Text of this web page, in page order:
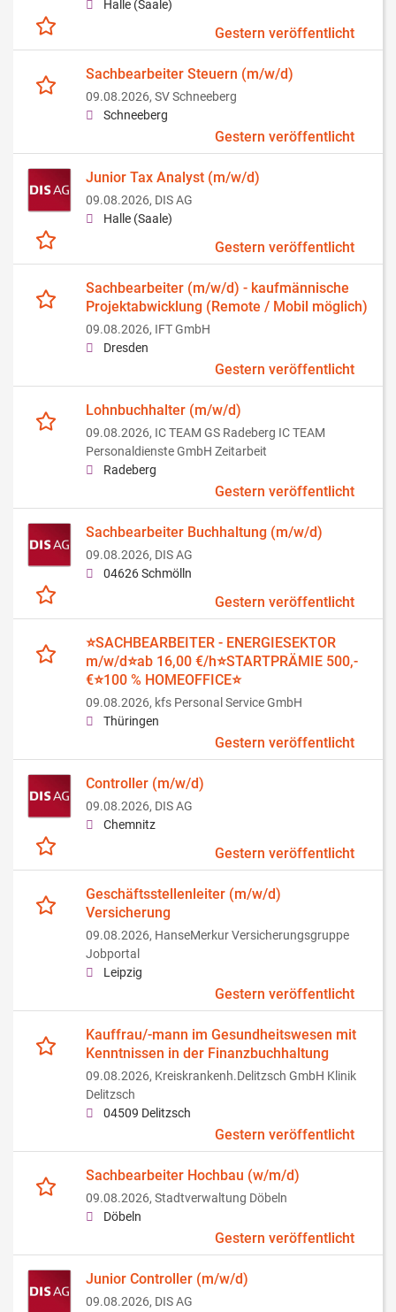
Halle (Saale)
Gestern veröffentlicht
Sachbearbeiter Steuern (m/w/d)
09.08.2026, SV Schneeberg
Schneeberg
Gestern veröffentlicht
Junior Tax Analyst (m/w/d)
09.08.2026, DIS AG
Halle (Saale)
Gestern veröffentlicht
Sachbearbeiter (m/w/d) - kaufmännische
Projektabwicklung (Remote / Mobil möglich)
09.08.2026, IFT GmbH
Dresden
Gestern veröffentlicht
Lohnbuchhalter (m/w/d)
09.08.2026, IC TEAM GS Radeberg IC TEAM
Personaldienste GmbH Zeitarbeit
Radeberg
Gestern veröffentlicht
Sachbearbeiter Buchhaltung (m/w/d)
09.08.2026, DIS AG
04626 Schmölln
Gestern veröffentlicht
⭐️SACHBEARBEITER - ENERGIESEKTOR
m/w/d⭐️ab 16,00 €/h⭐️STARTPRÄMIE 500,-
€⭐️100 % HOMEOFFICE⭐️
09.08.2026, kfs Personal Service GmbH
Thüringen
Gestern veröffentlicht
Controller (m/w/d)
09.08.2026, DIS AG
Chemnitz
Gestern veröffentlicht
Geschäftsstellenleiter (m/w/d)
Versicherung
09.08.2026, HanseMerkur Versicherungsgruppe
Jobportal
Leipzig
Gestern veröffentlicht
Kauffrau/-mann im Gesundheitswesen mit
Kenntnissen in der Finanzbuchhaltung
09.08.2026, Kreiskrankenh.Delitzsch GmbH Klinik
Delitzsch
04509 Delitzsch
Gestern veröffentlicht
Sachbearbeiter Hochbau (w/m/d)
09.08.2026, Stadtverwaltung Döbeln
Döbeln
Gestern veröffentlicht
Junior Controller (m/w/d)
09.08.2026, DIS AG